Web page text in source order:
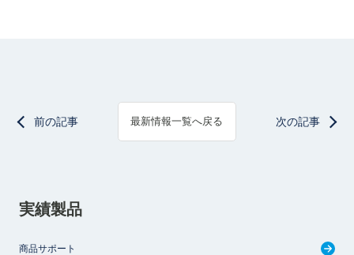
前の記事 最新情報一覧へ戻る 次の記事
実績製品
商品サポート